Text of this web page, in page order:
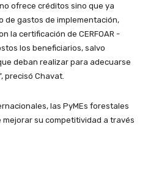
ofrece créditos sino que ya
de gastos de implementación,
la certificación de CERFOAR -
los beneficiarios, salvo
deban realizar para adecuarse
precisó Chavat.
las PyMEs forestales
su competitividad a través